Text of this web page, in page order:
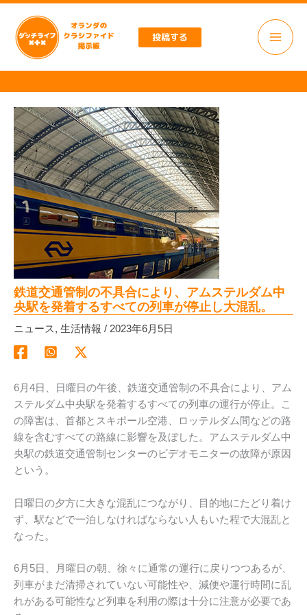
ッ
投稿する
鉄道交通管制の不具合により、アムステルダム中
央駅を発着するすべての列車が停止し大混乱。
ニュース, 生活情報 / 2023年6月5日
6月4日、日曜日の午後、鉄道交通管制の不具合により、アム
ステルダム中央駅を発着するすべての列車の運行が停止。こ
の障害は、首都とスキポール空港、ロッテルダム間などの路
線を含むすべての路線に影響を及ぼした。アムステルダム中
央駅の鉄道交通管制センターのビデオモニターの故障が原因
という。
日曜日の夕方に大きな混乱につながり、目的地にたどり着け
ず、駅などで一泊しなければならない人もいた程で大混乱と
なった。
6月5日、月曜日の朝、徐々に通常の運行に戻りつつあるが、
列車がまだ清掃されていない可能性や、減便や運行時間に乱
れがある可能性など列車を利用の際は十分に注意が必要であ